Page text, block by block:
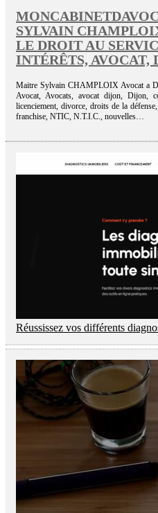
SYLVAIN
LE DROIT AU
INTÉRÊTS, AVOCAT,
Maitre Sylvain CHAMPLOIX Avocat a
Avocat, Avocats, avocat dijon, Dijon,
licenciement, divorce, droits de la
franchise, NTIC, N.T.I.C., nouvelles…
Réussissez vos différents